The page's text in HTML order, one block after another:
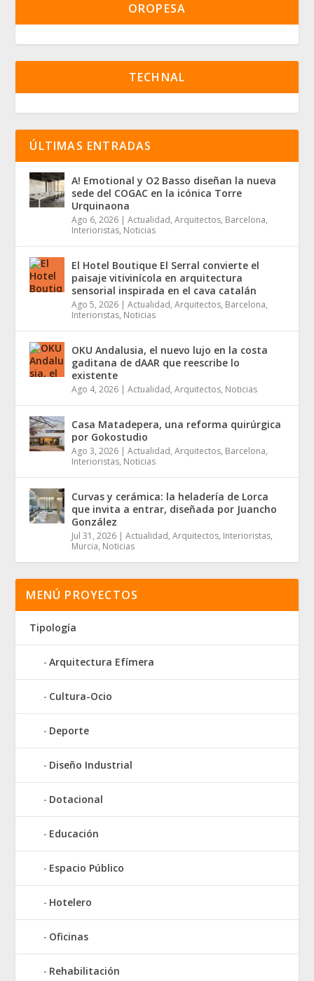
OROPESA
TECHNAL
ÚLTIMAS ENTRADAS
A! Emotional y O2 Basso diseñan la nueva
sede del COGAC en la icónica Torre
Urquinaona
Ago 6, 2026 |Actualidad,Arquitectos, Barcelona,
Interioristas, Noticias
El Hotel Boutique El Serral convierte el
paisaje vitivinícola en arquitectura
sensorial inspirada en el cava catalán
Ago 5, 2026 |Actualidad,Arquitectos, Barcelona,
Interioristas, Noticias
OKU Andalusia, el nuevo lujo en la costa
gaditana de dAAR que reescribe lo
existente
Ago 4, 2026 |Actualidad,Arquitectos, Noticias
Casa Matadepera, una reforma quirúrgica
por Gokostudio
Ago 3, 2026 |Actualidad,Arquitectos, Barcelona,
Interioristas, Noticias
Curvas y cerámica: la heladería de Lorca
que invita a entrar, diseñada por Juancho
González
Jul 31, 2026 |Actualidad,Arquitectos, Interioristas,
Murcia, Noticias
MENÚ PROYECTOS
Tipología
Arquitectura Efímera
Cultura-Ocio
Deporte
Diseño Industrial
Dotacional
Educación
Espacio Público
Hotelero
Oficinas
Rehabilitación